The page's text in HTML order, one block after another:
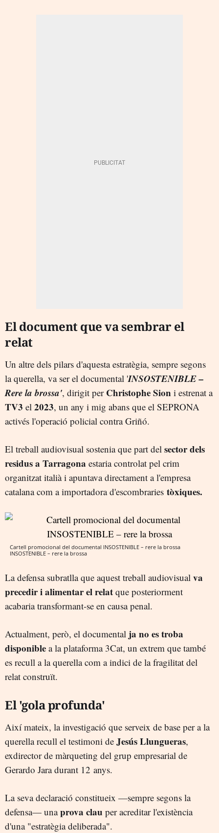
El document que va sembrar el
relat
Un altre dels pilars d'aquesta estratègia, sempre segons
la querella, va ser el documental 'INSOSTENIBLE –
Rere la brossa', dirigit per Christophe Sion i estrenat a
TV3 el 2023, un any i mig abans que el SEPRONA
activés l'operació policial contra Griñó.
El treball audiovisual sostenia que part del sector dels
residus a Tarragona estaria controlat pel crim
organitzat italià i apuntava directament a l'empresa
catalana com a importadora d'escombraries tòxiques.
Cartell promocional del documental INSOSTENIBLE – rere la brossa
INSOSTENIBLE – rere la brossa
La defensa subratlla que aquest treball audiovisual va
precedir i alimentar el relat que posteriorment
acabaria transformant-se en causa penal.
Actualment, però, el documental ja no es troba
disponible a la plataforma 3Cat, un extrem que també
es recull a la querella com a indici de la fragilitat del
relat construït.
El 'gola profunda'
Així mateix, la investigació que serveix de base per a la
querella recull el testimoni de Jesús Llungueras,
exdirector de màrqueting del grup empresarial de
Gerardo Jara durant 12 anys.
La seva declaració constitueix —sempre segons la
defensa— unaprova clau per acreditar l'existència
d'una "estratègia deliberada".